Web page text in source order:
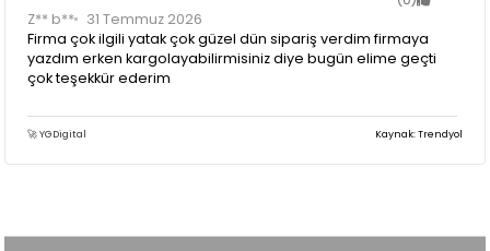
Z** b**
31 Temmuz 2026
Firma çok ilgili yatak çok güzel dün sipariş verdim firmaya
yazdım erken kargolayabilirmisiniz diye bugün elime geçti
çok teşekkür ederim
🚀 YGDigital Kaynak: Trendyol